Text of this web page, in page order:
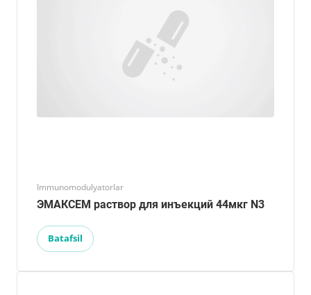
Immunomodulyatorlar
ЭМАКСЕМ раствор для инъекций 44мкг N3
Batafsil